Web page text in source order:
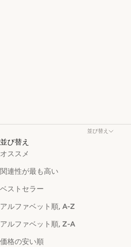
並び替え
並び替え
オススメ
関連性が最も高い
ベストセラー
アルファベット順, A-Z
アルファベット順, Z-A
価格の安い順